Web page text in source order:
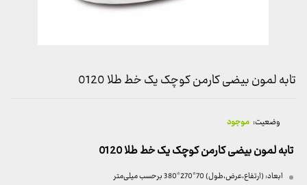
تابه لمون بیضی کارمن کوچک یک خط طلا 0120
وضعیت: موجود
تابه لمون بیضی کارمن کوچک یک خط طلا 0120
ابعاد: (ارتفاع،عرض،طول) 70*270*380 بر‌حسب میلی‌متر